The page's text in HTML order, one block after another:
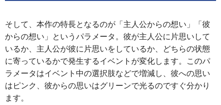
そして、本作の特長となるのが「主人公からの想い」「彼
からの想い」というパラメータ。彼が主人公に片思いして
いるか、主人公が彼に片思いをしているか、どちらの状態
に寄っているかで発生するイベントが変化します。このパ
ラメータはイベント中の選択肢などで増減し、彼への思い
はピンク、彼からの思いはグリーンで光るのですぐ分かり
ます。